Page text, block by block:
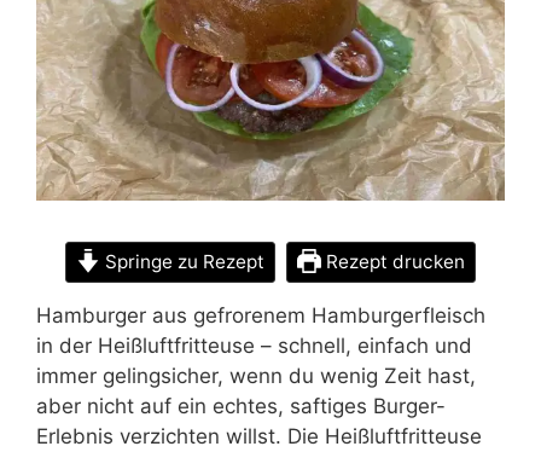
Springe zu Rezept Rezept drucken
Hamburger aus gefrorenem Hamburgerfleisch
in der Heißluftfritteuse – schnell, einfach und
immer gelingsicher, wenn du wenig Zeit hast,
aber nicht auf ein echtes, saftiges Burger-
Erlebnis verzichten willst. Die Heißluftfritteuse